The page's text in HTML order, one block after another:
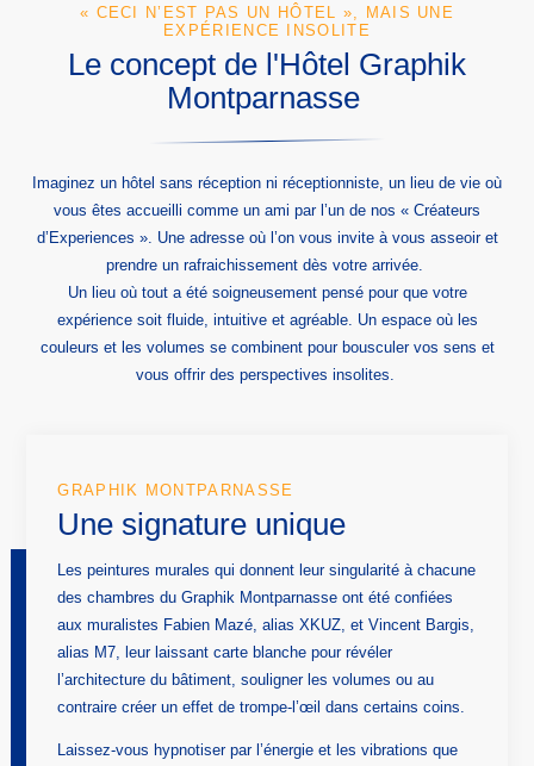
« CECI N’EST PAS UN HÔTEL », MAIS UNE
EXPÉRIENCE INSOLITE
Le concept de l'Hôtel Graphik
Montparnasse
Imaginez un hôtel sans réception ni réceptionniste, un lieu de vie où
vous êtes accueilli comme un ami par l’un de nos « Créateurs
d’Experiences ». Une adresse où l’on vous invite à vous asseoir et
prendre un rafraichissement dès votre arrivée.
Un lieu où tout a été soigneusement pensé pour que votre
expérience soit fluide, intuitive et agréable. Un espace où les
couleurs et les volumes se combinent pour bousculer vos sens et
vous offrir des perspectives insolites.
GRAPHIK MONTPARNASSE
Une signature unique
Les peintures murales qui donnent leur singularité à chacune
des chambres du Graphik Montparnasse ont été confiées
aux muralistes Fabien Mazé, alias XKUZ, et Vincent Bargis,
alias M7, leur laissant carte blanche pour révéler
l’architecture du bâtiment, souligner les volumes ou au
contraire créer un effet de trompe-l’œil dans certains coins.
Laissez-vous hypnotiser par l’énergie et les vibrations que